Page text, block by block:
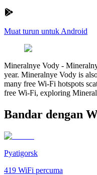
Muat turun untuk Android
Mineralnye Vody -
year. Mineralnye Vody is
many free Wi-Fi hotspots
free Wi-Fi, exploring
Bandar dengan
Pyatigorsk
419 WiFi percuma